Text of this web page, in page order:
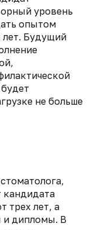
уровень
опытом
лет. Будущий
не больше
кандидата
трех лет, а
и дипломы. В